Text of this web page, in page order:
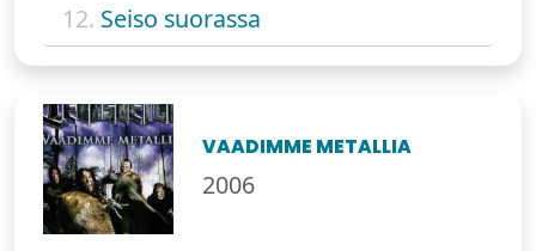
12. Seiso suorassa
VAADIMME METALLIA
2006